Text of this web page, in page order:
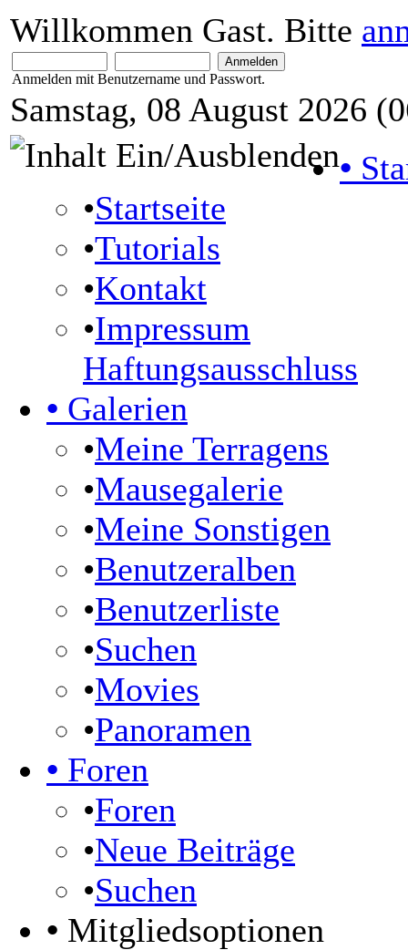
Willkommen Gast. Bitte
Anmelden mit Benutzername und Passwort.
Samstag, 08 August 2026
•
•Startseite
•Tutorials
•Kontakt
•Impressum
Haftungsausschluss
• Galerien
•Meine Terragens
•Mausegalerie
•Meine Sonstigen
•Benutzeralben
•Benutzerliste
•Suchen
•Movies
•Panoramen
• Foren
•Foren
•Neue Beiträge
•Suchen
• Mitgliedsoptionen